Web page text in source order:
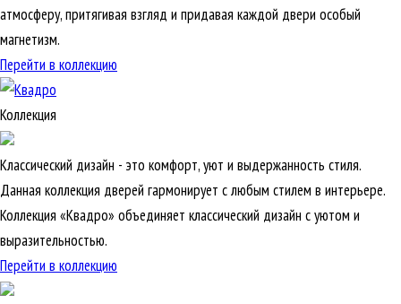
атмосферу, притягивая взгляд и придавая каждой двери особый
магнетизм.
Перейти в коллекцию
Коллекция
Классический дизайн - это комфорт, уют и выдержанность стиля.
Данная коллекция дверей гармонирует с любым стилем в интерьере.
Коллекция «Квадро» объединяет классический дизайн с уютом и
выразительностью.
Перейти в коллекцию